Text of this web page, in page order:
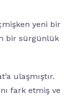
yeni bir
bir sürgünlük
ulaşmıştır.
fark etmiş ve